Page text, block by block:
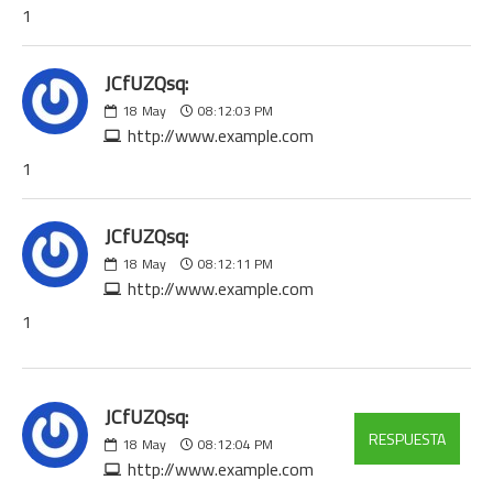
1
JCfUZQsq:
18 May 08:12:03 PM
http://www.example.com
1
JCfUZQsq:
18 May 08:12:11 PM
http://www.example.com
1
JCfUZQsq:
18 May 08:12:04 PM
http://www.example.com
RESPUESTA